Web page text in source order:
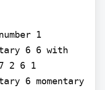
1
6 6 with
2 6 1
6 momentary